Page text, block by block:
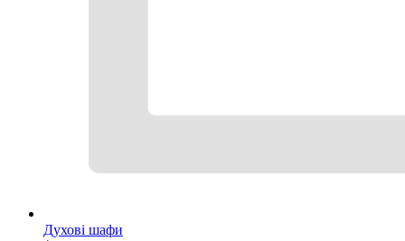
Духові шафи